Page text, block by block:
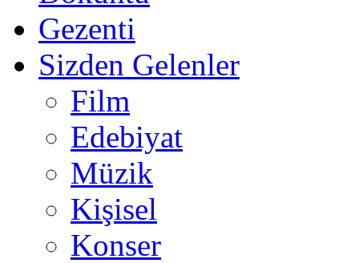
Gezenti
Sizden Gelenler
Film
Edebiyat
Müzik
Kişisel
Konser